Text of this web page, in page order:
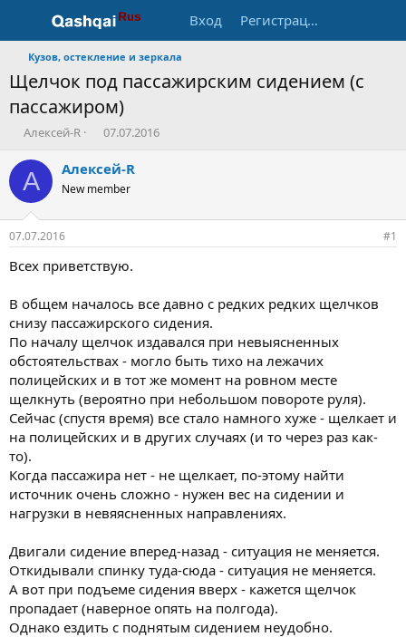
Вход Регистрация
Кузов, остекление и зеркала
Щелчок под пассажирским сидением (с
пассажиром)
А
т
о
т
е
м
ы
Алексей-R
Д
т
н
а
л
07.07.2016
А Алексей-R
New member
07.07.2016 #1
Всех приветствую.
В общем началось все давно с редких редких щелчков
снизу пассажирского сидения.
По началу щелчок издавался при невыясненных
обстоятельствах - могло быть тихо на лежачих
полицейских и в тот же момент на ровном месте
щелкнуть (вероятно при небольшом повороте руля).
Сейчас (спустя время) все стало намного хуже - щелкает и
на полицейских и в других случаях (и то через раз как-
то).
Когда пассажира нет - не щелкает, по-этому найти
источник очень сложно - нужен вес на сидении и
нагрузки в невяясненных направлениях.
Двигали сидение вперед-назад - ситуация не меняется.
Откидывали спинку туда-сюда - ситуация не меняется.
А вот при подъеме сидения вверх - кажется щелчок
пропадает (наверное опять на полгода).
Однако ездить с поднятым сидением неудобно.